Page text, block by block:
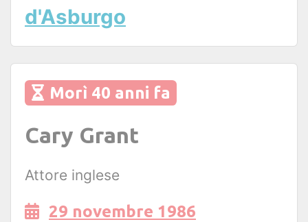
d'Asburgo
Morì 40 anni fa
Cary Grant
Attore inglese
29 novembre 1986